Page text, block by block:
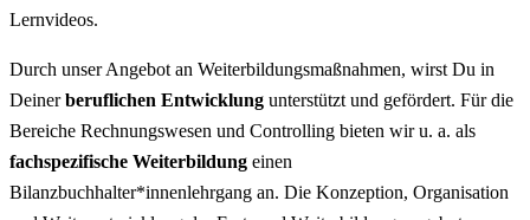
Lernvideos.
Durch unser Angebot an Weiterbildungsmaßnahmen, wirst Du in
Deinerberuflichen Entwicklung unterstützt und gefördert. Für die
Bereiche Rechnungswesen und Controlling bieten wir u. a. als
fachspezifische Weiterbildung einen
Bilanzbuchhalter*innenlehrgang an. Die Konzeption, Organisation